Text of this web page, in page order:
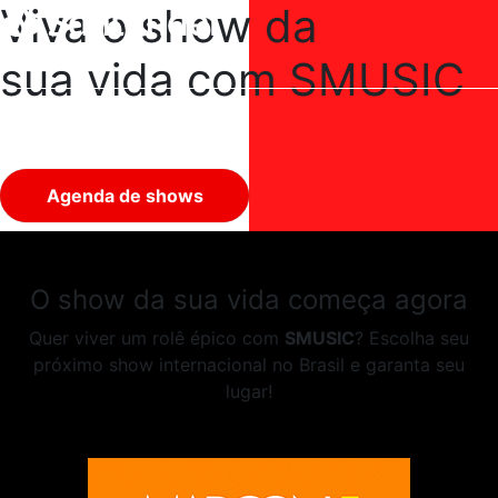
Viva o show da
sua vida com SMUSIC
Agenda de shows
O show da sua vida começa agora
Quer viver um rolê épico com SMUSIC? Escolha seu
próximo show internacional no Brasil e garanta seu
lugar!